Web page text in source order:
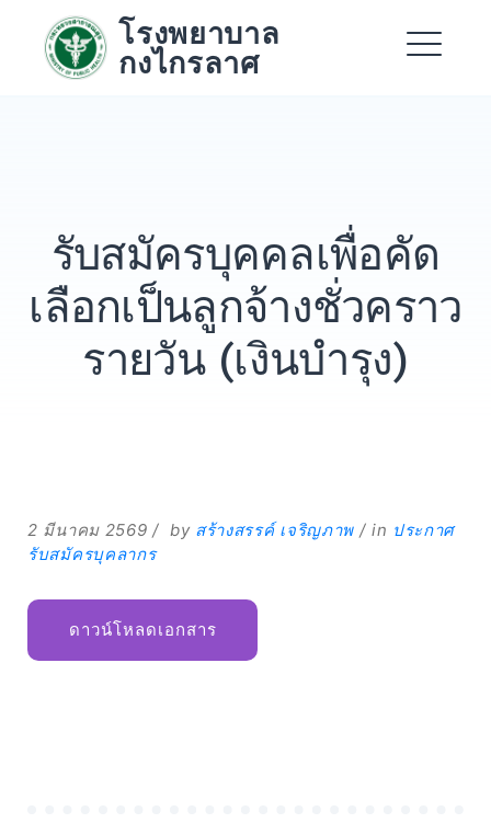
content
โรงพยาบาล
กงไกรลาศ
รับสมัครบุคคลเพื่อคัด
เลือกเป็นลูกจ้างชั่วคราว
รายวัน (เงินบำรุง)
2 มีนาคม 2569 by สร้างสรรค์ เจริญภาพ in ประกาศ
รับสมัครบุคลากร
ดาวน์โหลดเอกสาร